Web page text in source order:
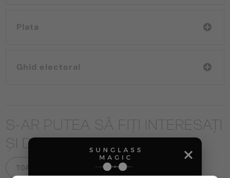
Plata
Ghid electoral
S-AR PUTEA SĂ FIȚI INTERESAȚI
ȘI DE
TOATE PRODUSELE